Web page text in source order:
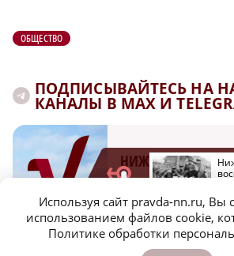
ОБЩЕСТВО
ПОДПИСЫВАЙТЕСЬ НА
КАНАЛЫ В MAX И
НИЖЕГОРОДСКАЯ
Быстро, честно, точно. И
На 12% снизилось число
травмированных людей
магистрали
Используя сайт pravda-nn.ru, Вы
использованием файлов cookie,
Политике обработки